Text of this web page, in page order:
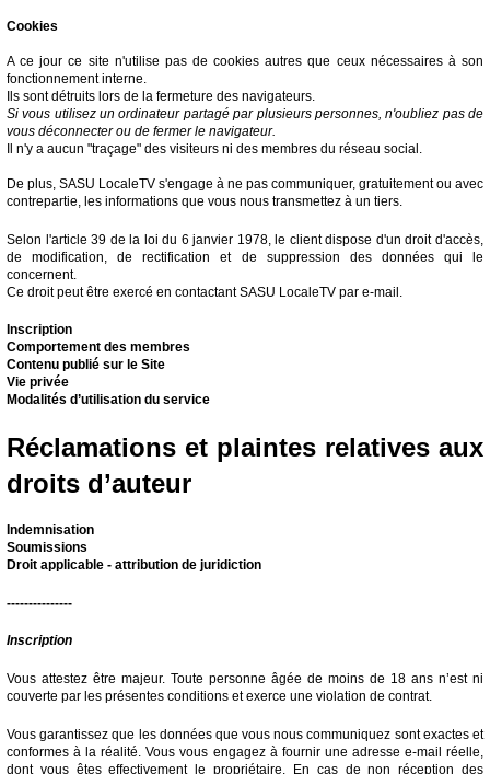
Cookies
A ce jour ce site n'utilise pas de cookies autres que ceux nécessaires à son
fonctionnement interne.
Ils sont détruits lors de la fermeture des navigateurs.
Si vous utilisez un ordinateur partagé par plusieurs personnes, n'oubliez pas de
vous déconnecter ou de fermer le navigateur.
Il n'y a aucun "traçage" des visiteurs ni des membres du réseau social.
De plus, SASU LocaleTV s'engage à ne pas communiquer, gratuitement ou avec
contrepartie, les informations que vous nous transmettez à un tiers.
Selon l'article 39 de la loi du 6 janvier 1978, le client dispose d'un droit d'accès,
de modification, de rectification et de suppression des données qui le
concernent.
Ce droit peut être exercé en contactant SASU LocaleTV par e-mail.
Inscription
Comportement des membres
Contenu publié sur le Site
Vie privée
Modalités d’utilisation du service
Réclamations et plaintes relatives aux
droits d’auteur
Indemnisation
Soumissions
Droit applicable - attribution de juridiction
---------------
Inscription
Vous attestez être majeur. Toute personne âgée de moins de 18 ans n’est ni
couverte par les présentes conditions et exerce une violation de contrat.
Vous garantissez que les données que vous nous communiquez sont exactes et
conformes à la réalité. Vous vous engagez à fournir une adresse e-mail réelle,
dont vous êtes effectivement le propriétaire. En cas de non réception des